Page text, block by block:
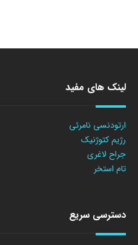
لینک های مفید
ارتودنسی نامرئی
رژیم کتوژنیک
جراح لاغری
تام استخر
دسترسی سریع